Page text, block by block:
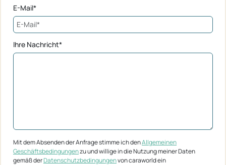
E-Mail*
Ihre Nachricht*
Mit dem Absenden der Anfrage stimme ich denAllgemeinen
Geschäftsbedingungenzu und willige in die Nutzung meiner Daten
gemäß derDatenschutzbedingungenvon caraworld ein